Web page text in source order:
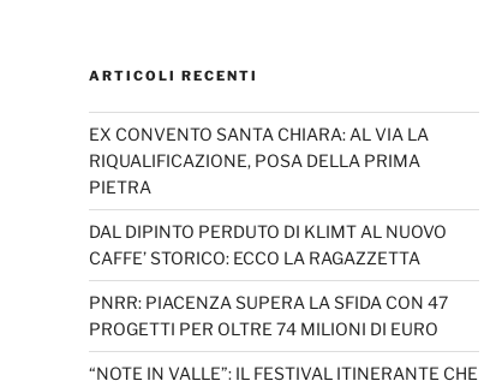
ARTICOLI RECENTI
EX CONVENTO SANTA CHIARA: AL VIA LA
RIQUALIFICAZIONE, POSA DELLA PRIMA
PIETRA
DAL DIPINTO PERDUTO DI KLIMT AL NUOVO
CAFFE’ STORICO: ECCO LA RAGAZZETTA
PNRR: PIACENZA SUPERA LA SFIDA CON 47
PROGETTI PER OLTRE 74 MILIONI DI EURO
“NOTE IN VALLE”: IL FESTIVAL ITINERANTE CHE